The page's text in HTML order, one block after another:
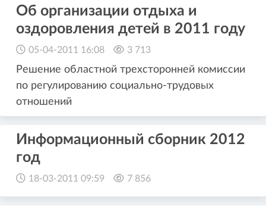
Об организации отдыха и
оздоровления детей в 2011 году
05-04-2011 16:08 3 713
Решение областной трехсторонней комиссии
по регулированию социально-трудовых
отношений
Информационный сборник 2012
год
18-03-2011 09:59 7 856